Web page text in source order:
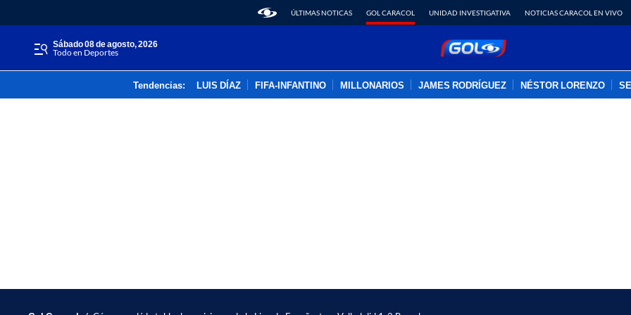
ÚLTIMAS NOTICAS GOL CARACOL UNIDAD INVESTIGATIVA NOTICIAS CARACOL EN VIVO
sábado 08 de agosto, 2026
Todo en Deportes
Tendencias: LUIS DÍAZ FIFA-INFANTINO MILLONARIOS JAMES RODRÍGUEZ NÉSTOR LORENZO